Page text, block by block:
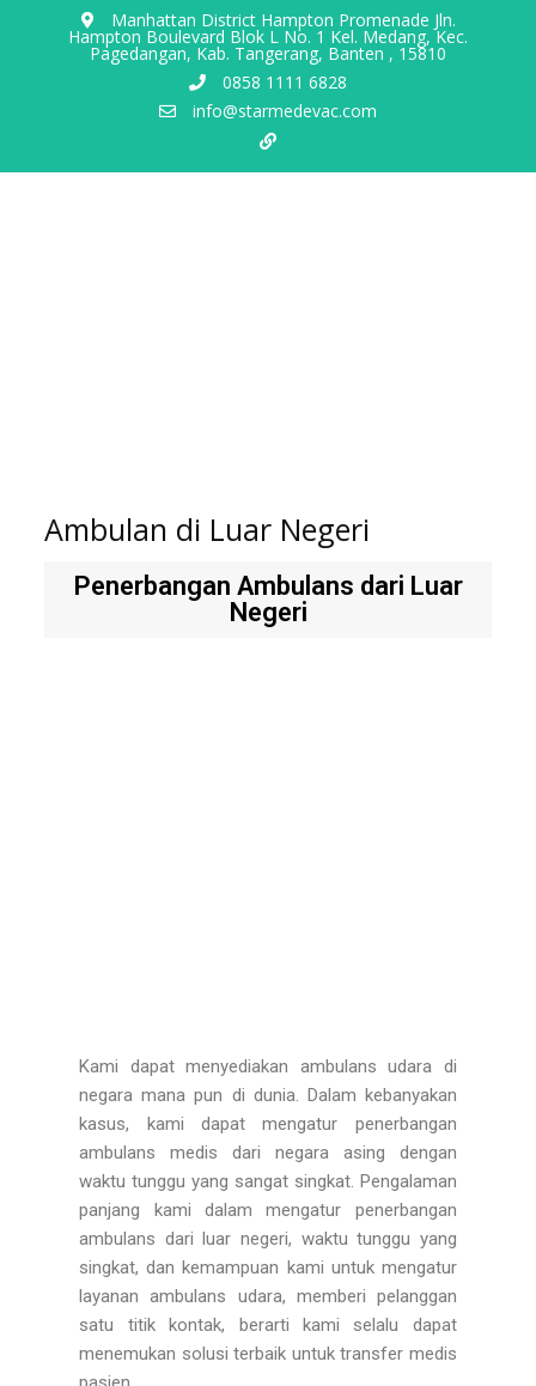
Manhattan District Hampton Promenade Jln.
Hampton Boulevard Blok L No. 1 Kel. Medang, Kec.
Pagedangan, Kab. Tangerang, Banten , 15810
0858 1111 6828
info@starmedevac.com
Ambulan di Luar Negeri
Penerbangan Ambulans dari Luar
Negeri
Kami dapat menyediakan ambulans udara di
negara mana pun di dunia. Dalam kebanyakan
kasus, kami dapat mengatur penerbangan
ambulans medis dari negara asing dengan
waktu tunggu yang sangat singkat. Pengalaman
panjang kami dalam mengatur penerbangan
ambulans dari luar negeri, waktu tunggu yang
singkat, dan kemampuan kami untuk mengatur
layanan ambulans udara, memberi pelanggan
satu titik kontak, berarti kami selalu dapat
menemukan solusi terbaik untuk transfer medis